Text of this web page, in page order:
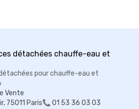
pour chauffe-eau et
Vente
75011 Paris📞 01 53 36 03 03